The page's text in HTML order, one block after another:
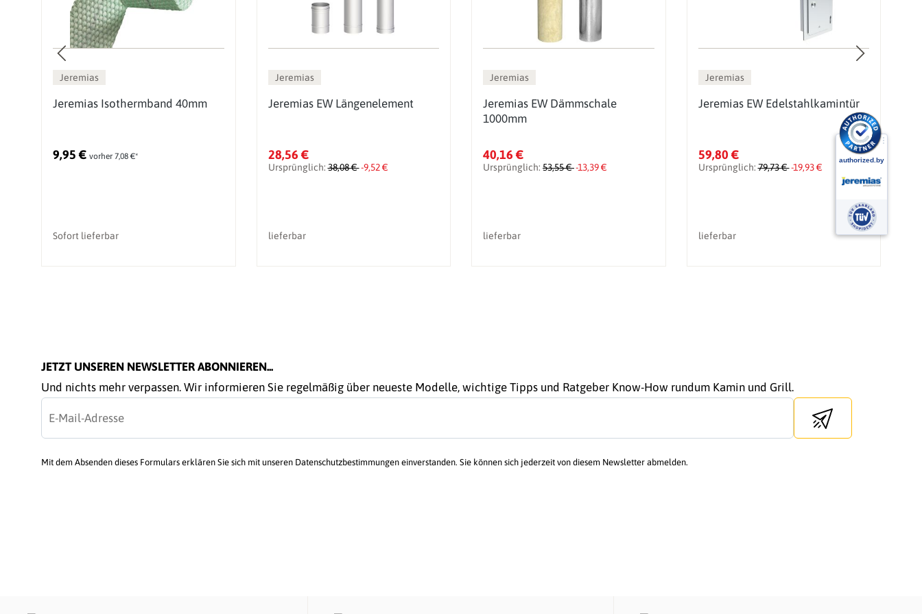
Jeremias
Jeremias Isothermband 40mm
9,95 € vorher 7,08 €*
Sofort lieferbar
Jeremias
Jeremias EW Längenelement
28,56 €
Ursprünglich:38,08 €-9,52 €
lieferbar
Jeremias
Jeremias EW Dämmschale
1000mm
40,16 €
Ursprünglich: 53,55 €-13,39 €
lieferbar
Jeremias
Jeremias EW Edelstahlkamintür
59,80 €
Ursprünglich:79,73 €-19,93 €
lieferbar
JETZT UNSEREN NEWSLETTER ABONNIEREN...
Und nichts mehr verpassen. Wir informieren Sie regelmäßig über neueste Modelle, wichtige Tipps und Ratgeber Know-How rundum Kamin und Grill.
Send newsletter
Mit dem Absenden dieses Formulars erklären Sie sich mit unseren Datenschutzbestimmungen einverstanden. Sie können sich jederzeit von diesem Newsletter abmelden.